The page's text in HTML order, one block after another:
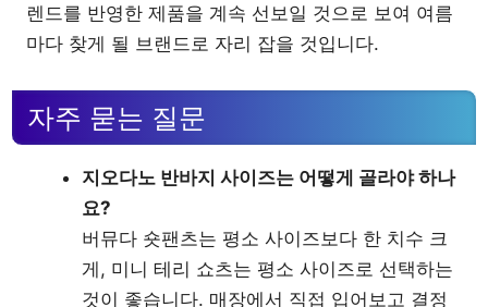
렌드를 반영한 제품을 계속 선보일 것으로 보여 여름
마다 찾게 될 브랜드로 자리 잡을 것입니다.
자주 묻는 질문
지오다노 반바지 사이즈는 어떻게 골라야 하나
요?
버뮤다 숏팬츠는 평소 사이즈보다 한 치수 크
게, 미니 테리 쇼츠는 평소 사이즈로 선택하는
것이 좋습니다. 매장에서 직접 입어보고 결정